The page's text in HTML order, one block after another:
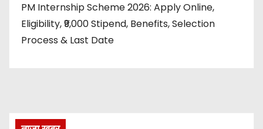
PM Internship Scheme 2026: Apply Online,
Eligibility, ₹9,000 Stipend, Benefits, Selection
Process & Last Date